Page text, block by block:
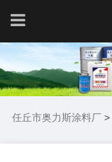
任丘市奥力斯涂料厂 >